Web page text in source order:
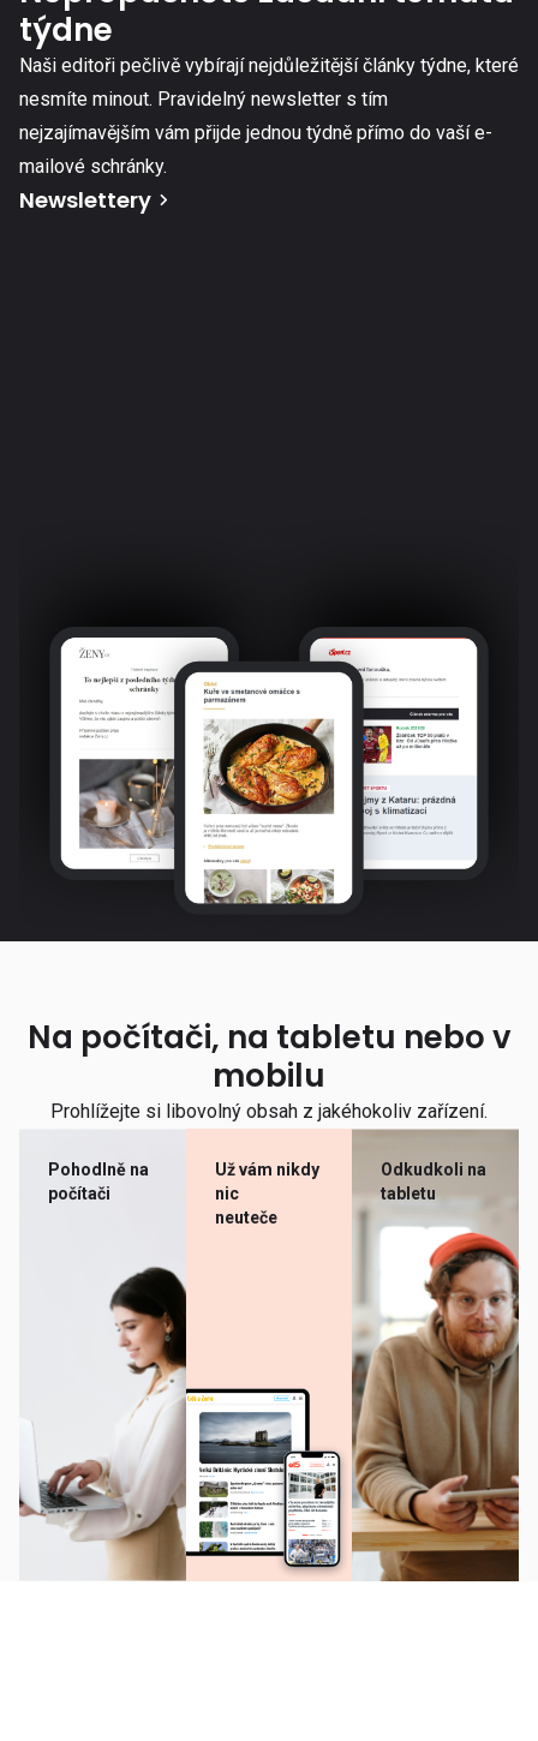
týdne
Naši editoři pečlivě vybírají nejdůležitější články týdne, které
nesmíte minout. Pravidelný newsletter s tím
nejzajímavějším vám přijde jednou týdně přímo do vaší e-
mailové schránky.
Newslettery
Na počítači, na tabletu nebo v
mobilu
Prohlížejte si libovolný obsah z jakéhokoliv zařízení.
Pohodlně na
počítači
Už vám nikdy
nic
neuteče
Odkudkoli na
tabletu